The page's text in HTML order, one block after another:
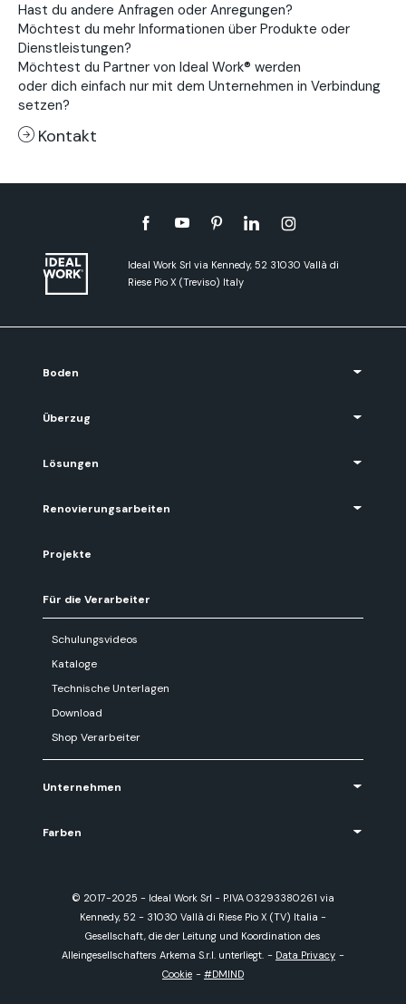
Hast du andere Anfragen oder Anregungen?
Möchtest du mehr Informationen über Produkte oder
Dienstleistungen?
Möchtest du Partner von Ideal Work® werden
oder dich einfach nur mit dem Unternehmen in Verbindung
setzen?
Kontakt
Ideal Work Srl via Kennedy, 52 31030 Vallà di
Riese Pio X (Treviso) Italy
Boden
Überzug
Lösungen
Renovierungsarbeiten
Projekte
Für die Verarbeiter
Schulungsvideos
Kataloge
Technische Unterlagen
Download
Shop Verarbeiter
Unternehmen
Farben
© 2017-2025 - Ideal Work Srl - P.IVA 03293380261 via
Kennedy, 52 - 31030 Vallà di Riese Pio X (TV) Italia -
Gesellschaft, die der Leitung und Koordination des
Alleingesellschafters Arkema S.r.l. unterliegt. - Data Privacy -
Cookie - #DMIND